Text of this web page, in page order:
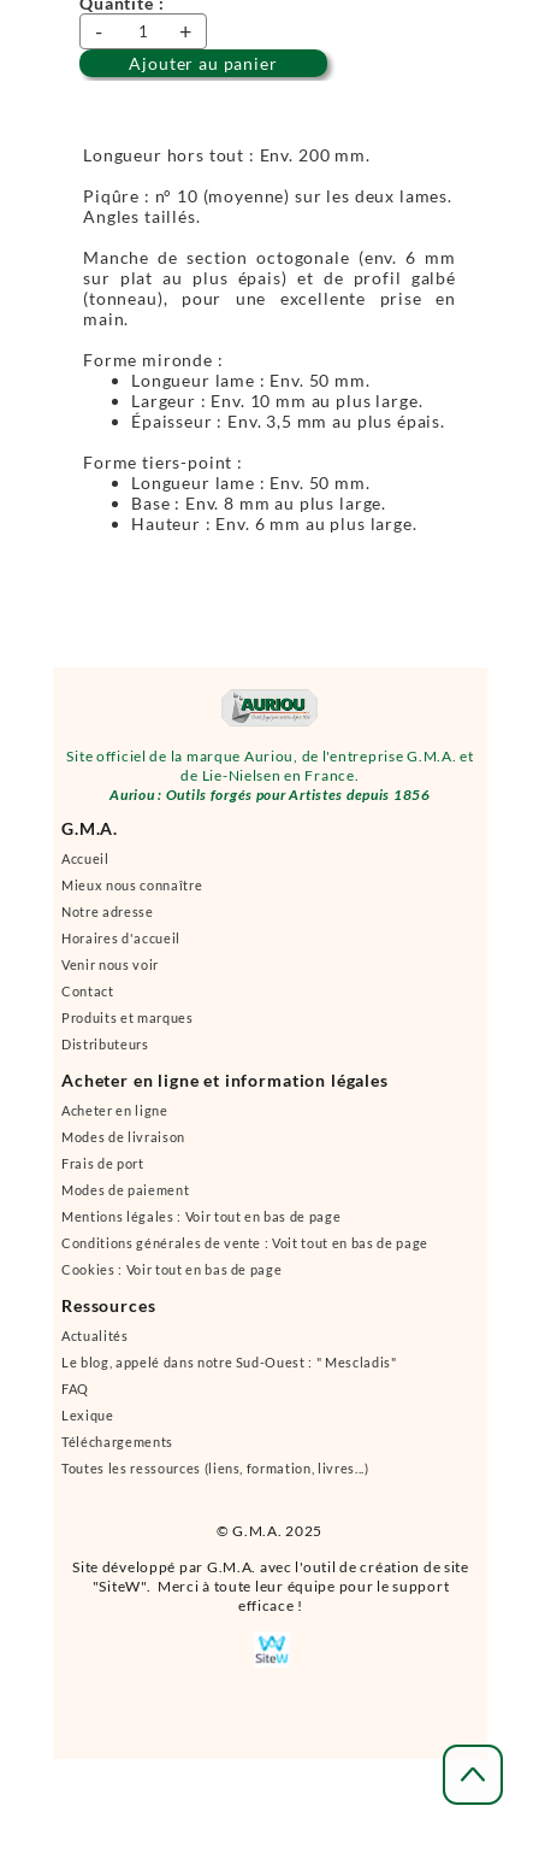
© G.M.A. 2025
Site officiel de la marque Auriou, de l'entreprise G.M.A. et
de Lie-Nielsen en France.
Auriou : Outils forgés pour Artistes depuis 1856
Site développé par G.M.A. avec l'outil de création de site
"SiteW". Merci à toute leur équipe pour le support
efficace !
G.M.A.
Accueil
Mieux nous connaître
Notre adresse
Horaires d'accueil
Venir nous voir
Contact
Produits et marques
Distributeurs
Acheter en ligne et information légales
Acheter en ligne
Modes de livraison
Frais de port
Modes de paiement
Mentions légales : Voir tout en bas de page
Conditions générales de vente : Voit tout en bas de page
Cookies : Voir tout en bas de page
Ressources
Actualités
Le blog, appelé dans notre Sud-Ouest : " Mescladis"
FAQ
Lexique
Téléchargements
Toutes les ressources (liens, formation, livres...)
- +
Ajouter au panier
Longueur hors tout : Env. 200 mm.
Piqûre : n° 10 (moyenne) sur les deux lames.
Angles taillés.
Manche de section octogonale (env. 6 mm
sur plat au plus épais) et de profil galbé
(tonneau), pour une excellente prise en
main.
Forme mironde :
Longueur lame : Env. 50 mm.
Largeur : Env. 10 mm au plus large.
Épaisseur : Env. 3,5 mm au plus épais.
Forme tiers-point :
Longueur lame : Env. 50 mm.
Base : Env. 8 mm au plus large.
Hauteur : Env. 6 mm au plus large.